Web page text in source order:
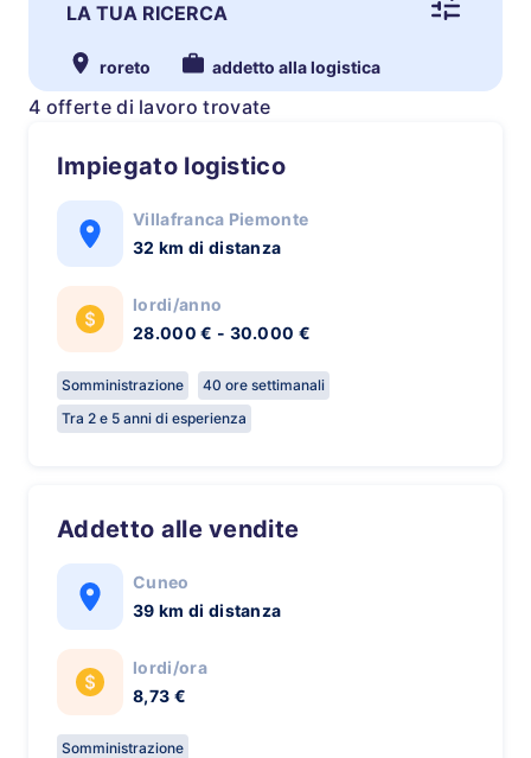
LA TUA RICERCA
roreto addetto alla logistica
4 offerte di lavoro trovate
Impiegato logistico
Villafranca Piemonte
32 km di distanza
lordi/anno
28.000 € - 30.000 €
Somministrazione
40 ore settimanali
Tra 2 e 5 anni di esperienza
Addetto alle vendite
Cuneo
39 km di distanza
lordi/ora
8,73 €
Somministrazione